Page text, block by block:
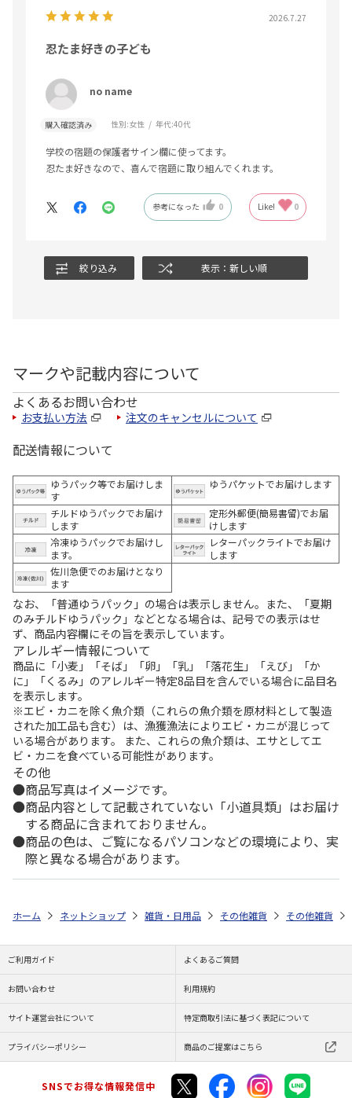
2026.7.27
忍たま好きの子ども
no name
購入確認済み 性別:女性 年代:40代
学校の宿題の保護者サイン欄に使ってます。
忍たま好きなので、喜んで宿題に取り組んでくれます。
参考になった 0 Like! 0
絞り込み 表示：新しい順
マークや記載内容について
よくあるお問い合わせ
お支払い方法 注文のキャンセルについて
配送情報について
ゆうパック等でお届けしま
す
ゆうパケットでお届けします
チルドゆうパックでお届け
します
定形外郵便(簡易書留)でお届
けします
冷凍ゆうパックでお届けし
ます。
レターパックライトでお届け
します
佐川急便でのお届けとなり
ます
なお、「普通ゆうパック」の場合は表示しません。また、「夏期
のみチルドゆうパック」などとなる場合は、記号での表示はせ
ず、商品内容欄にその旨を表示しています。
アレルギー情報について
商品に「小麦」「そば」「卵」「乳」「落花生」「えび」「か
に」「くるみ」のアレルギー特定8品目を含んでいる場合に品目名
を表示します。
※エビ・カニを除く魚介類（これらの魚介類を原材料として製造
された加工品も含む）は、漁獲漁法によりエビ・カニが混じって
いる場合があります。 また、これらの魚介類は、エサとしてエ
ビ・カニを食べている可能性があります。
その他
商品写真はイメージです。
商品内容として記載されていない「小道具類」はお届け
する商品に含まれておりません。
商品の色は、ご覧になるパソコンなどの環境により、実
際と異なる場合があります。
ホーム ネットショップ 雑貨・日用品 その他雑貨 その他雑貨
ご利用ガイド よくあるご質問
お問い合わせ 利用規約
サイト運営会社について 特定商取引法に基づく表記について
プライバシーポリシー 商品のご提案はこちら
SNSでお得な情報発信中